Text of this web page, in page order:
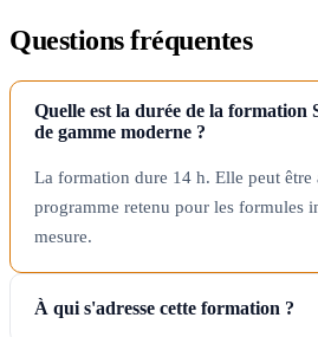
Questions fréquentes
Quelle est la durée de la formation
de gamme moderne ?
La formation dure 14 h. Elle peut être
programme retenu pour les formules
mesure.
À qui s'adresse cette formation ?